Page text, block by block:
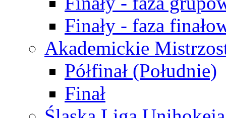
Finały - faza
Akademickie
Półfinał (Południe)
Finał